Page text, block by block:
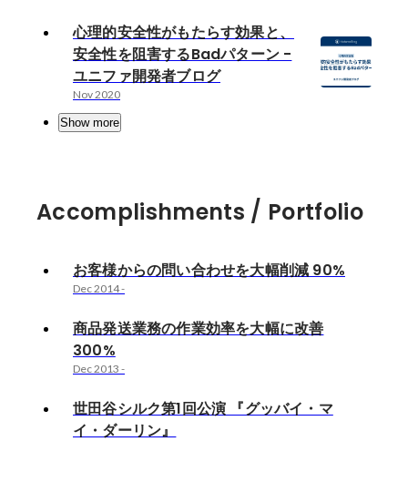
心理的安全性がもたらす効果と、
安全性を阻害するBadパターン -
ユニファ開発者ブログ
Nov 2020
Show more
Accomplishments / Portfolio
お客様からの問い合わせを大幅削減 90%
Dec 2014-
商品発送業務の作業効率を大幅に改善
300%
Dec 2013 -
世田谷シルク第1回公演 『グッバイ・マ
イ・ダーリン』